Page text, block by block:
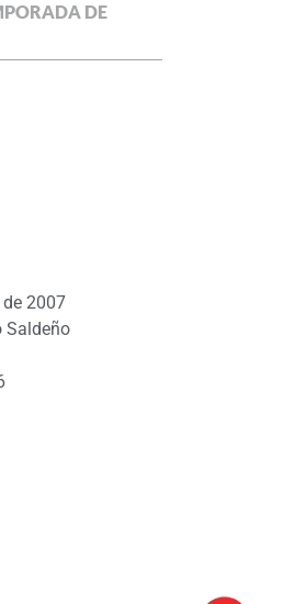
DE
2007
Saldeño